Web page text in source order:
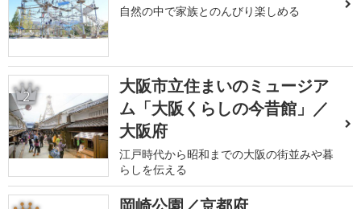
自然の中で家族とのんびり楽しめる
2
大阪市立住まいのミュージア
ム「大阪くらしの今昔館」／
大阪府
江戸時代から昭和までの大阪の街並みや暮
らしを伝える